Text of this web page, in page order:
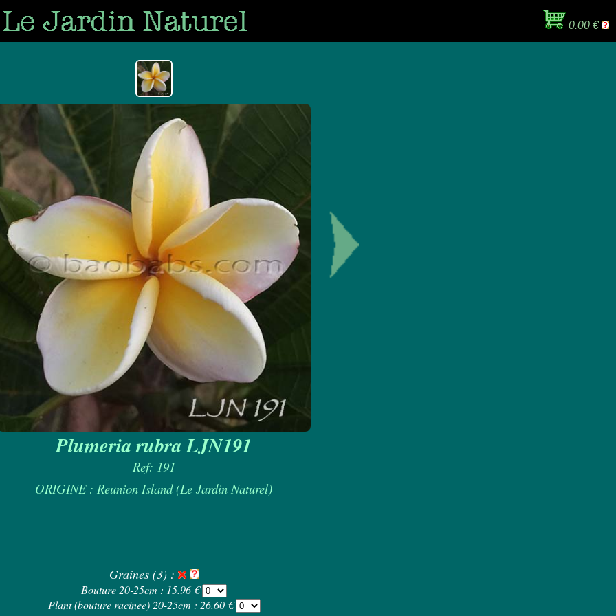
0.00 €
Plumeria rubra LJN191
Ref: 191
ORIGINE : Reunion Island (Le Jardin Naturel)
Graines (3) :
Bouture 20-25cm : 15.96 €
Plant (bouture racinee) 20-25cm : 26.60 €